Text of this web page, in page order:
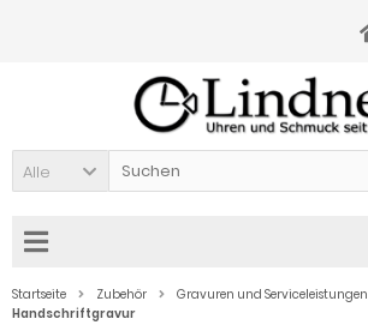
Alle
Startseite Zubehör Gravuren und Serviceleistungen
Handschriftgravur